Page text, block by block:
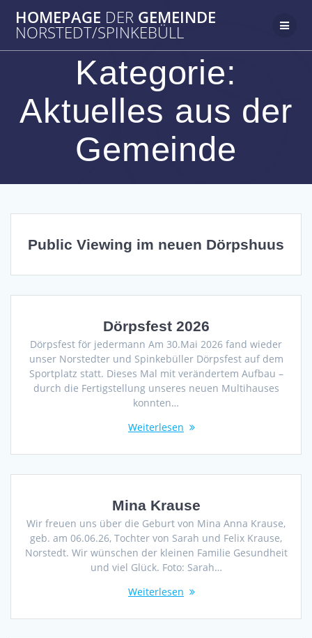
Inhalt
springen
HOMEPAGE DER GEMEINDE
NORSTEDT/SPINKEBÜLL
Kategorie:
Aktuelles aus der
Gemeinde
Public Viewing im neuen Dörpshuus
Dörpsfest 2026
Dörpsfest för jedermann Am 30.Mai 2026 fand wieder
unser Norstedter und Spinkebüller Dörpsfest auf dem
Sportplatz statt. Dieses Mal mit verändertem Aufbau –
durch die Fertigstellung unseres neuen Multihauses
konnten…
Weiterlesen
Mina Krause
Wir freuen uns über die Geburt von Mina Anna Krause,
geb. am 06.06.26, Tochter von Sarah und Felix Krause,
Norstedt. Wir wünschen der kleinen Familie Gesundheit
und viel Glück. Foto: Sarah…
Weiterlesen